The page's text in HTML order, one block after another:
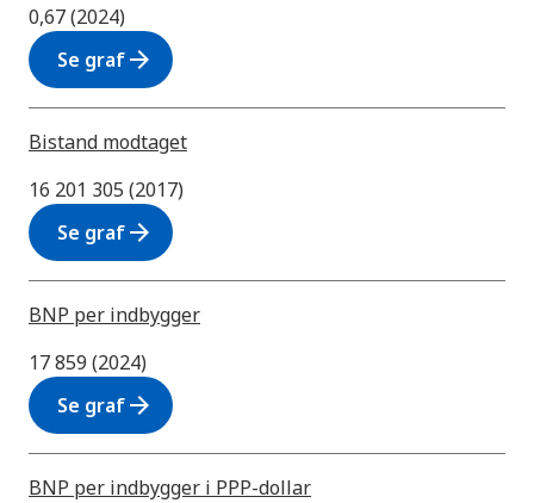
0,67 (2024)
Se grafarrow_forward
Bistand modtaget
16 201 305 (2017)
Se grafarrow_forward
BNP per indbygger
17 859 (2024)
Se grafarrow_forward
BNP per indbygger i PPP-dollar